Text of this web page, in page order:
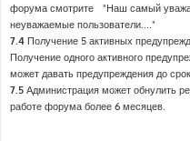
форума смотрите "Наш самый
неуважаемые пользователи...."
7.4 Получение 5 активных
Получение одного активного
может давать предупреждения до
7.5 Администрация может обнулить
работе форума более 6 месяцев.